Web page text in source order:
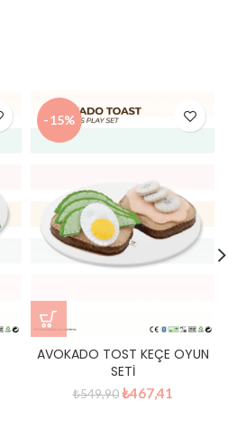
-15%
AVOKADO TOST KEÇE OYUN
SETİ
₺549,90 Orijinal
₺467,41